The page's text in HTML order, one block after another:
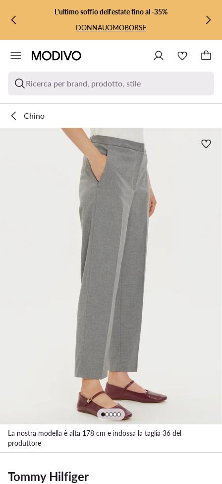
VAI AL CONTENUTO PRINCIPALE
VAI ALLA RICERCAL'ultimo soffio dell'estate fino al -35%
DONNAUOMOBORSE
Ricerca per brand, prodotto, stile
Chino
La nostra modella è alta 178 cm e indossa la taglia 36 del
produttore
Tommy Hilfiger